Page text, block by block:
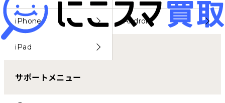
iPhone Android
iPad
サポートメニュー